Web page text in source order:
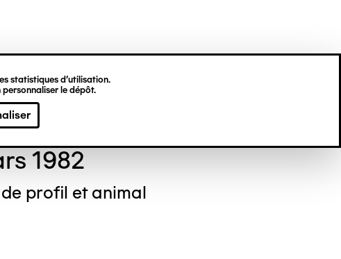
statistiques d’utilisation.
le dépôt.
LOMMEL
1982
de profil et animal